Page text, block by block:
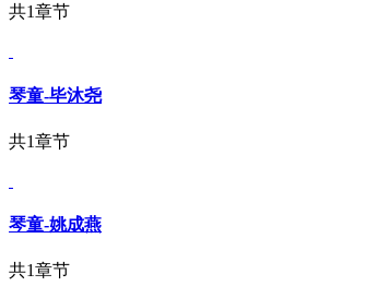
共1章节
琴童-毕沐尧
共1章节
琴童-姚成燕
共1章节